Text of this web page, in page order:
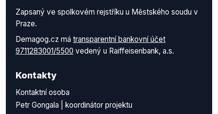
Zapsaný ve spolkovém rejstříku u Městského soudu v
Praze.
Demagog.cz má transparentní bankovní účet
9711283001/5500 vedený u Raiffeisenbank, a.s.
Kontakty
Kontaktní osoba
Petr Gongala | koordinátor projektu